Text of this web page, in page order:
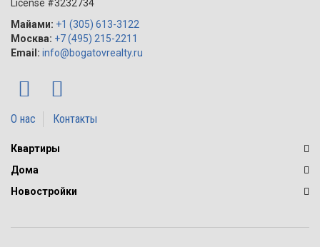
License #3232734
Майами: +1 (305) 613-3122
Москва: +7 (495) 215-2211
Email: info@bogatovrealty.ru
О нас Контакты
Квартиры
Дома
Новостройки